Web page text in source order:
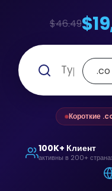
$46.49
.co
Короткие
100K+ Клиент
активны в 200+